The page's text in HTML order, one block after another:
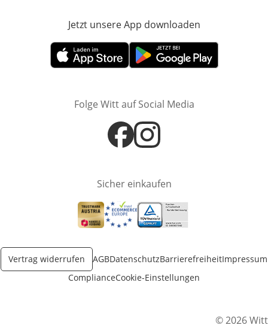
Jetzt unsere App downloaden
Öffnet in neuem FensterÖffnet in neuem Fenster
Folge Witt auf Social Media
Öffnet in neuem Fenster
Öffnet in neuem Fenster
Sicher einkaufen
Öffnet in neuem Fenster
Öffnet in neuem Fenster
Öffnet in neuem Fenster
Vertrag widerrufen AGBDatenschutzBarrierefreiheitImpressum
ComplianceCookie-Einstellungen
© 2026 Witt